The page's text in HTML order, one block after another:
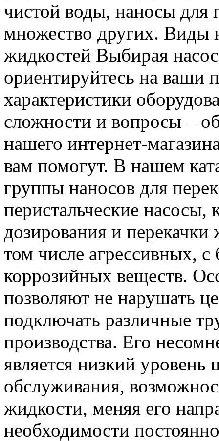
чистой воды, наносы для
множество других. Виды
жидкостей Выбирая
ориентируйтесь на ваши
характеристики
сложности и вопросы –
нашего интернет-
вам помогут. В нашем
группы наносов для
перистальческие насосы,
дозирования и
том числе агрессивных,
коррозийных веществ.
позволяют не нарушать
подключать различные
производства. Его
является низкий
обслуживания,
жидкости, меняя его
необходимости